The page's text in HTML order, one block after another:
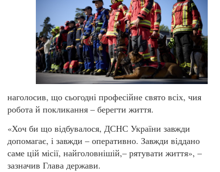
наголосив, що сьогодні професійне свято всіх, чия
робота й покликання – берегти життя.
«Хоч би що відбувалося, ДСНС України завжди
допомагає, і завжди – оперативно. Завжди віддано
саме цій місії, найголовнішій,– рятувати життя», –
зазначив Глава держави.